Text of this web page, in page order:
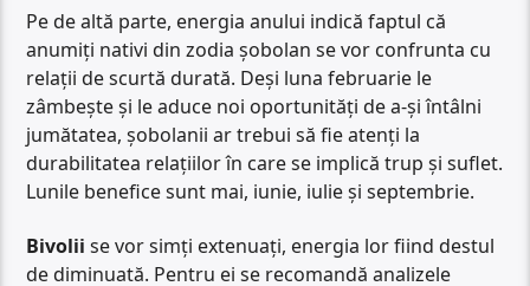
Pe de altă parte, energia anului indică faptul că
anumiți nativi din zodia șobolan se vor confrunta cu
relații de scurtă durată. Deși luna februarie le
zâmbește și le aduce noi oportunități de a-și întâlni
jumătatea, șobolanii ar trebui să fie atenți la
durabilitatea relațiilor în care se implică trup și suflet.
Lunile benefice sunt mai, iunie, iulie și septembrie.
Bivolii se vor simți extenuați, energia lor fiind destul
de diminuată. Pentru ei se recomandă analizele